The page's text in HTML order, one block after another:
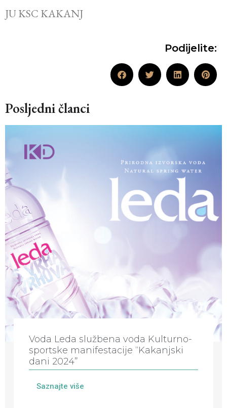
JU KSC KAKANJ
Podijelite:
Posljedni članci
Voda Leda službena voda Kulturno-
sportske manifestacije “Kakanjski
dani 2024”
Saznajte više